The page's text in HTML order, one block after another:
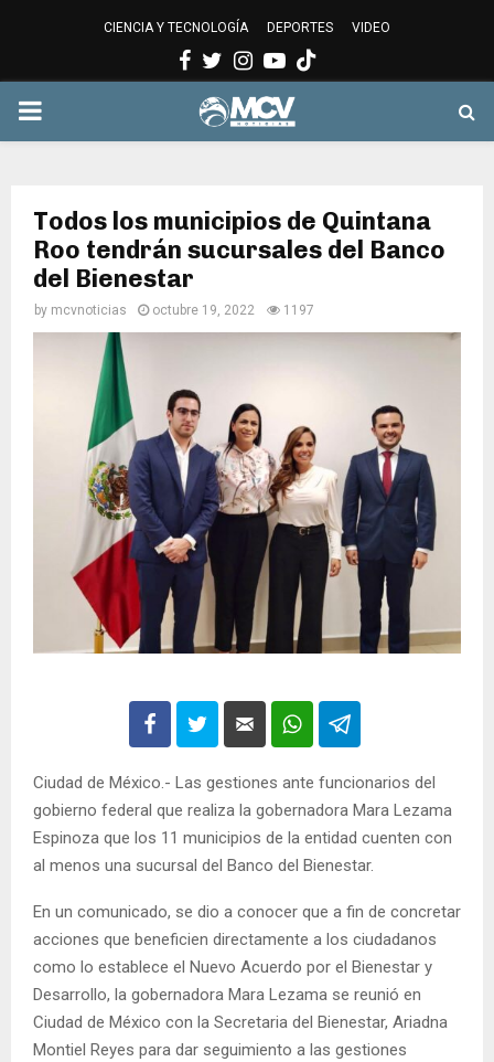
CIENCIA Y TECNOLOGÍA DEPORTES VIDEO
Facebook
Twitter
Instagram
Youtube
PRIMARY
Todos los municipios de Quintana
Roo tendrán sucursales del Banco
del Bienestar
by mcvnoticias octubre 19, 2022 1197
Ciudad de México.- Las gestiones ante funcionarios del
gobierno federal que realiza la gobernadora Mara Lezama
Espinoza que los 11 municipios de la entidad cuenten con
al menos una sucursal del Banco del Bienestar.
En un comunicado, se dio a conocer que a fin de concretar
acciones que beneficien directamente a los ciudadanos
como lo establece el Nuevo Acuerdo por el Bienestar y
Desarrollo, la gobernadora Mara Lezama se reunió en
Ciudad de México con la Secretaria del Bienestar, Ariadna
Montiel Reyes para dar seguimiento a las gestiones